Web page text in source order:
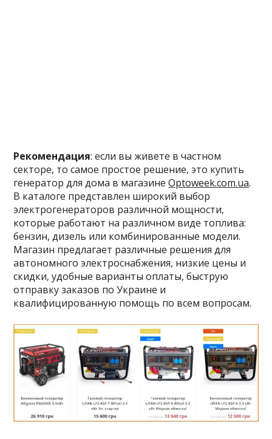
Рекомендация: если вы живете в частном
секторе, то самое простое решение, это купить
генератор для дома в магазинеOptoweek.com.ua.
В каталоге представлен широкий выбор
электрогенераторов различной мощности,
которые работают на различном виде топлива:
бензин, дизель или комбинированные модели.
Магазин предлагает различные решения для
автономного электроснабжения, низкие цены и
скидки, удобные варианты оплаты, быструю
отправку заказов по Украине и
квалифицированную помощь по всем вопросам.